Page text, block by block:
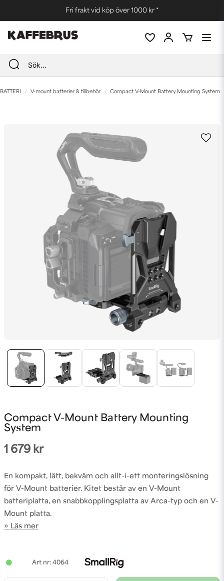
Fri frakt vid köp över 1000 kr *
BATTERI V-mount batterier & tillbehör Compact V-Mount Battery Mounting System
Compact V-Mount Battery Mounting
System
1 679 kr
En kompakt, lätt, bekväm och allt-i-ett monteringslösning
för V-Mount batterier. Kitet består av en V-Mount
batteriplatta, en snabbkopplingsplatta av Arca-typ och en V-
Mount platta.
Läs mer
4064